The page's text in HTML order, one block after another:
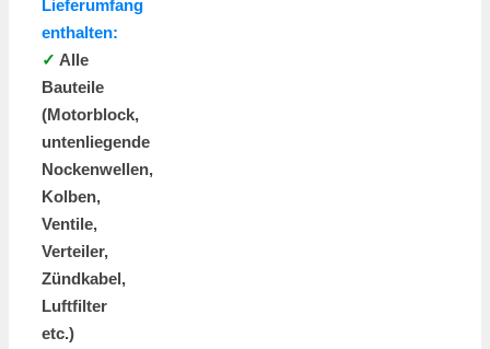
Lieferumfang
enthalten:
✓ Alle
Bauteile
(Motorblock,
untenliegende
Nockenwellen,
Kolben,
Ventile,
Verteiler,
Zündkabel,
Luftfilter
etc.)